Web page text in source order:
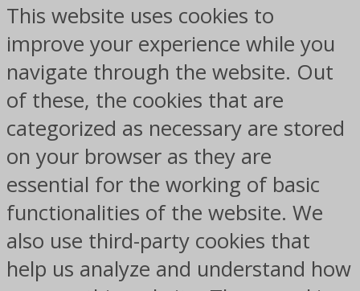
This website uses cookies to
improve your experience while you
navigate through the website. Out
of these, the cookies that are
categorized as necessary are stored
on your browser as they are
essential for the working of basic
functionalities of the website. We
also use third-party cookies that
help us analyze and understand how